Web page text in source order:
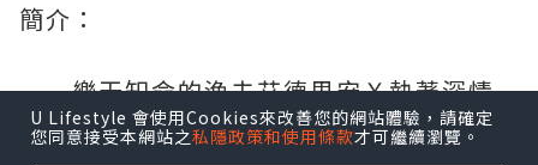
簡介：
樂天知命的漁夫艾德里安Ｘ執著深情
的人魚迪倫
U Lifestyle 會使用Cookies來改善您的網站體驗，請確定
您同意接受本網站之私隱政策和使用條款才可繼續瀏覽。